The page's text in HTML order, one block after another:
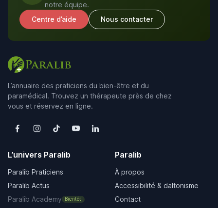
notre équipe.
Centre d’aide
Nous contacter
L’annuaire des praticiens du bien-être et du
paramédical. Trouvez un thérapeute près de chez
vous et réservez en ligne.
L’univers Paralib
Paralib Praticiens
Paralib Actus
Paralib Academy
Bientôt
Paralib
À propos
Accessibilité & daltonisme
Contact